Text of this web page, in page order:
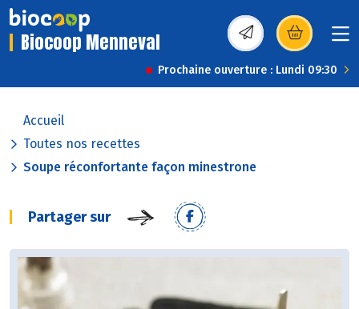
Biocoop Menneval (s’ouvre dans une
Prochaine ouverture : Lundi 09:30
Accueil
Toutes nos recettes
Soupe réconfortante façon minestrone
Partager sur